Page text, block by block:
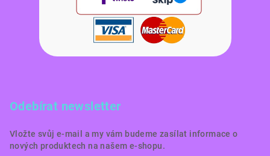
Odebírat newsletter
Vložte svůj e-mail a my vám budeme zasílat informace o
nových produktech na našem e-shopu.